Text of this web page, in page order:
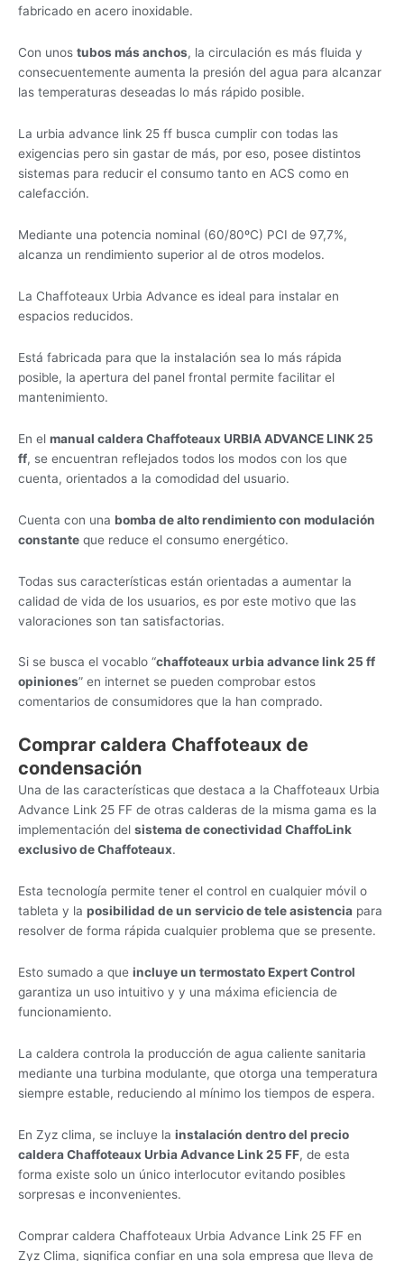
fabricado en acero inoxidable.
Con unos tubos más anchos, la circulación es más fluida y
consecuentemente aumenta la presión del agua para alcanzar
las temperaturas deseadas lo más rápido posible.
La urbia advance link 25 ff busca cumplir con todas las
exigencias pero sin gastar de más, por eso, posee distintos
sistemas para reducir el consumo tanto en ACS como en
calefacción.
Mediante una potencia nominal (60/80ºC) PCI de 97,7%,
alcanza un rendimiento superior al de otros modelos.
La Chaffoteaux Urbia Advance es ideal para instalar en
espacios reducidos.
Está fabricada para que la instalación sea lo más rápida
posible, la apertura del panel frontal permite facilitar el
mantenimiento.
En el manual caldera Chaffoteaux URBIA ADVANCE LINK 25
ff, se encuentran reflejados todos los modos con los que
cuenta, orientados a la comodidad del usuario.
Cuenta con una bomba de alto rendimiento con modulación
constante que reduce el consumo energético.
Todas sus características están orientadas a aumentar la
calidad de vida de los usuarios, es por este motivo que las
valoraciones son tan satisfactorias.
Si se busca el vocablo “chaffoteaux urbia advance link 25 ff
opiniones” en internet se pueden comprobar estos
comentarios de consumidores que la han comprado.
Comprar caldera Chaffoteaux de
condensación
Una de las características que destaca a la Chaffoteaux Urbia
Advance Link 25 FF de otras calderas de la misma gama es la
implementación del sistema de conectividad ChaffoLink
exclusivo de Chaffoteaux.
Esta tecnología permite tener el control en cualquier móvil o
tableta y la posibilidad de un servicio de tele asistencia para
resolver de forma rápida cualquier problema que se presente.
Esto sumado a que incluye un termostato Expert Control
garantiza un uso intuitivo y y una máxima eficiencia de
funcionamiento.
La caldera controla la producción de agua caliente sanitaria
mediante una turbina modulante, que otorga una temperatura
siempre estable, reduciendo al mínimo los tiempos de espera.
En Zyz clima, se incluye la instalación dentro del precio
caldera Chaffoteaux Urbia Advance Link 25 FF, de esta
forma existe solo un único interlocutor evitando posibles
sorpresas e inconvenientes.
Comprar caldera Chaffoteaux Urbia Advance Link 25 FF en
Zyz Clima, significa confiar en una sola empresa que lleva de